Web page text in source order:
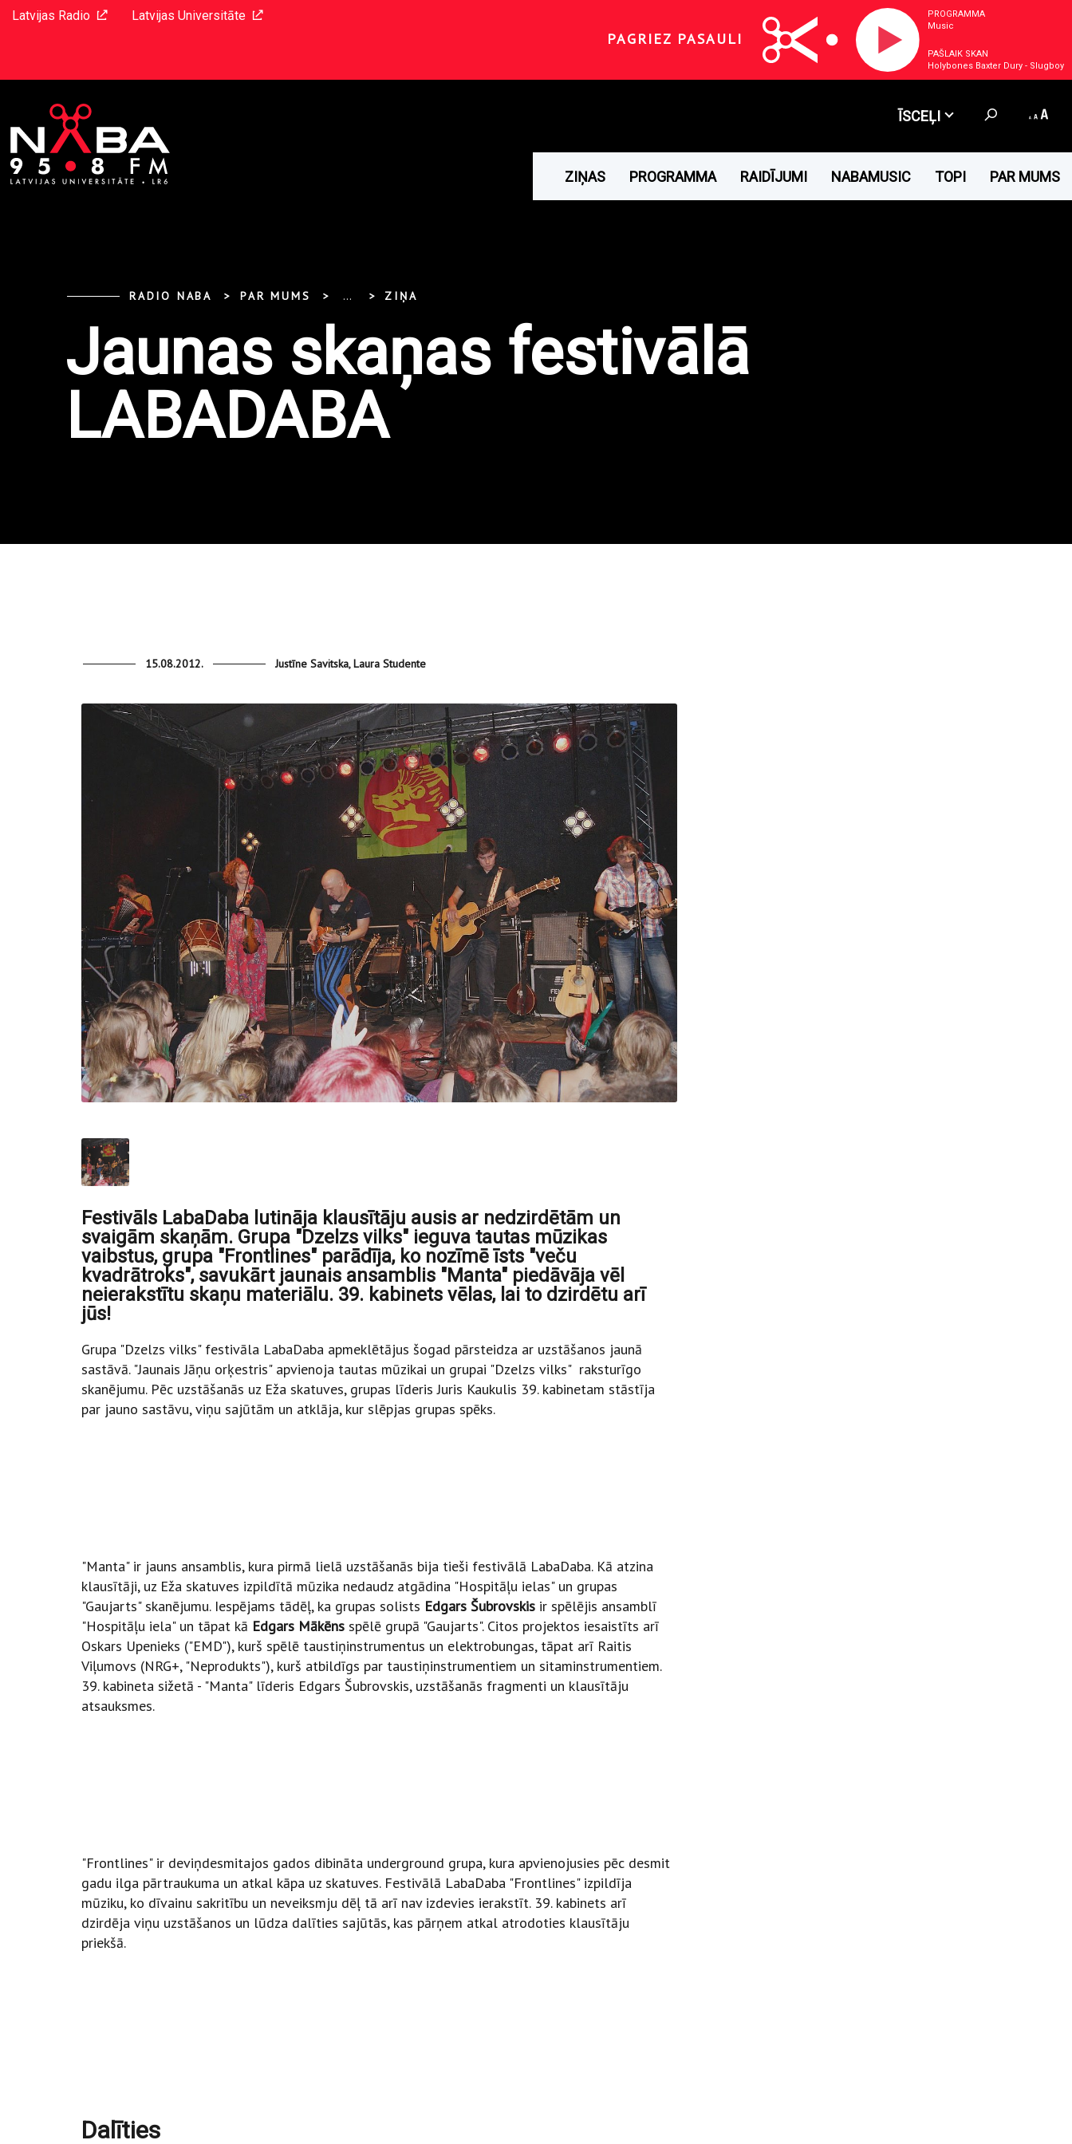
Latvijas Radio Latvijas Universitāte
PAGRIEZ PASAULI
PROGRAMMA
Music
PAŠLAIK SKAN
Holybones Baxter Dury - Slugboy
ĪSCEĻI
ZIŅAS PROGRAMMA RAIDĪJUMI NABAMUSIC TOPI PAR MUMS
RADIO NABA PAR MUMS ... ZIŅA
Jaunas skaņas festivālā
LABADABA
15.08.2012. Justīne Savitska, Laura Studente
Festivāls LabaDaba lutināja klausītāju ausis ar nedzirdētām un
svaigām skaņām. Grupa "Dzelzs vilks" ieguva tautas mūzikas
vaibstus, grupa "Frontlines" parādīja, ko nozīmē īsts "veču
kvadrātroks", savukārt jaunais ansamblis "Manta" piedāvāja vēl
neierakstītu skaņu materiālu. 39. kabinets vēlas, lai to dzirdētu arī
jūs!
Grupa "Dzelzs vilks" festivāla LabaDaba apmeklētājus šogad pārsteidza ar uzstāšanos jaunā
sastāvā. "Jaunais Jāņu orķestris" apvienoja tautas mūzikai un grupai "Dzelzs vilks" raksturīgo
skanējumu. Pēc uzstāšanās uz Eža skatuves, grupas līderis Juris Kaukulis 39. kabinetam stāstīja
par jauno sastāvu, viņu sajūtām un atklāja, kur slēpjas grupas spēks.
"Manta" ir jauns ansamblis, kura pirmā lielā uzstāšanās bija tieši festivālā LabaDaba. Kā atzina
klausītāji, uz Eža skatuves izpildītā mūzika nedaudz atgādina "Hospitāļu ielas" un grupas
"Gaujarts" skanējumu. Iespējams tādēļ, ka grupas solists Edgars Šubrovskis ir spēlējis ansamblī
"Hospitāļu iela" un tāpat kā Edgars Mākēns spēlē grupā "Gaujarts". Citos projektos iesaistīts arī
Oskars Upenieks ("EMD"), kurš spēlē taustiņinstrumentus un elektrobungas, tāpat arī Raitis
Viļumovs (NRG+, "Neprodukts"), kurš atbildīgs par taustiņinstrumentiem un sitaminstrumentiem.
39. kabineta sižetā - "Manta" līderis Edgars Šubrovskis, uzstāšanās fragmenti un klausītāju
atsauksmes.
"Frontlines" ir deviņdesmitajos gados dibināta underground grupa, kura apvienojusies pēc desmit
gadu ilga pārtraukuma un atkal kāpa uz skatuves. Festivālā LabaDaba "Frontlines" izpildīja
mūziku, ko dīvainu sakritību un neveiksmju dēļ tā arī nav izdevies ierakstīt. 39. kabinets arī
dzirdēja viņu uzstāšanos un lūdza dalīties sajūtās, kas pārņem atkal atrodoties klausītāju
priekšā.
Dalīties